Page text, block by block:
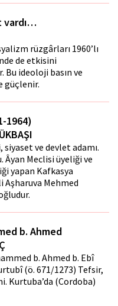
vardı…
rüzgârları 1960’lı
de etkisini
ideoloji basın ve
güçlenir.
1964)
ve devlet adamı.
Âyan Meclisi üyeliği ve
yapan Kafkasya
Aşharuva Mehmed
b. Ahmed
b. Ahmed b. Ebî
(ö. 671/1273) Tefsir,
Kurtuba’da (Cordoba)